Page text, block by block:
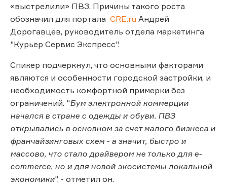
«выстрелили» ПВЗ. Причины такого роста
обозначил для портала CRE.ru Андрей
Дорогавцев, руководитель отдела маркетинга
"Курьер Сервис Экспресс".
Спикер подчеркнул, что основными факторами
являются и особенности городской застройки, и
необходимость комфортной примерки без
ограничений. "Бум электронной коммерции
начался в стране с одежды и обуви. ПВЗ
открывались в основном за счет малого бизнеса и
франчайзинговых схем - а значит, быстро и
массово, что стало драйвером не только для e-
commerce, но и для новой экосистемы локальной
экономики", - отметил он.